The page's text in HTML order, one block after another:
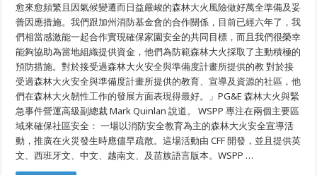
愈來愈頻繁且因氣候變遷而日益嚴峻的森林大火風險做好萬全準備及妥
善因應措施。我們跟加州消防基金會的合作關係，目前已經六年了，我
們相當感激能一起合作實現確保家園安全的共同目標，而且我們很榮幸
能夠協助為當地組織提供資金，他們為防範森林大火採取了主動積極的
預防措施。對於接受過森林大火安全與準備度計畫所提供的教 對於接
受過森林大火安全與準備度計畫所提供的教育、宣導及資源的社區，他
們在森林大火韌性工作的發展方面表現得最好。」PG&E 森林大火與緊
急事件營運高級副總裁 Mark Quinlan 說道。 WSPP 專注在兩個主要區
域來確保社區安全： 一場以消防安全教育為主的森林大火安全宣導活
動，推廣在火災發生時應儘早疏散。這場活動由 CFF 開發，並且提供英
文、西班牙文、中文、越南文、及苗族語言版本。WSPP …